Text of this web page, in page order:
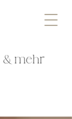
& mehr